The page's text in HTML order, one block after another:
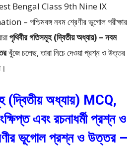
Bengal Class 9th Nine IX
পশ্চিমবঙ্গ নবম শ্রেণীর ভূগোল পরীক্ষার
পৃথিবীর গতিসমূহ (দ্বিতীয় অধ্যায়) – নবম
খুঁজে চলেছ, তারা নিচে দেওয়া প্রশ্ন ও উত্তর
(দ্বিতীয় অধ্যায়) MCQ,
এবং রচনাধর্মী প্রশ্ন ও
ভূগোল প্রশ্ন ও উত্তর –